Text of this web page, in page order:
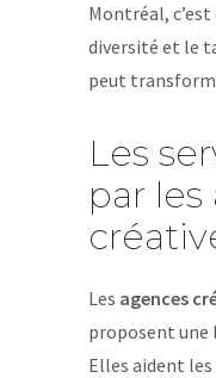
Montréal,
diversité et le
peut
Les
par
Les agences
proposent une
Elles aident